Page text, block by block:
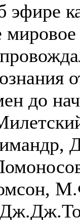
эфире
мировое
до